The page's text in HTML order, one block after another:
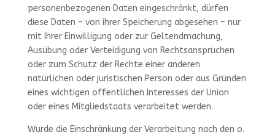
personenbezogenen Daten eingeschränkt, dürfen
diese Daten – von ihrer Speicherung abgesehen – nur
mit Ihrer Einwilligung oder zur Geltendmachung,
Ausübung oder Verteidigung von Rechtsansprüchen
oder zum Schutz der Rechte einer anderen
natürlichen oder juristischen Person oder aus Gründen
eines wichtigen offentlichen Interesses der Union
oder eines Mitgliedstaats verarbeitet werden.
Wurde die Einschränkung der Verarbeitung nach den o.